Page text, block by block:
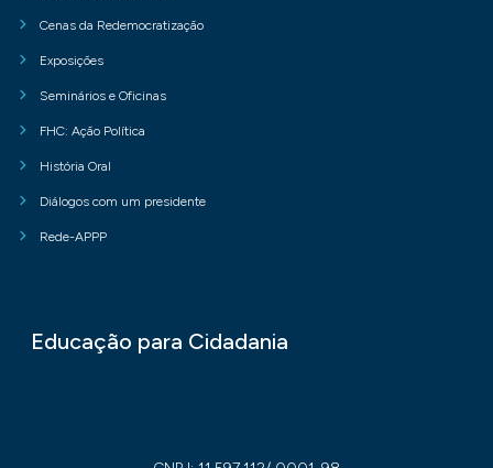
Cenas da Redemocratização
Exposições
Seminários e Oficinas
FHC: Ação Política
História Oral
Diálogos com um presidente
Rede-APPP
Educação para Cidadania